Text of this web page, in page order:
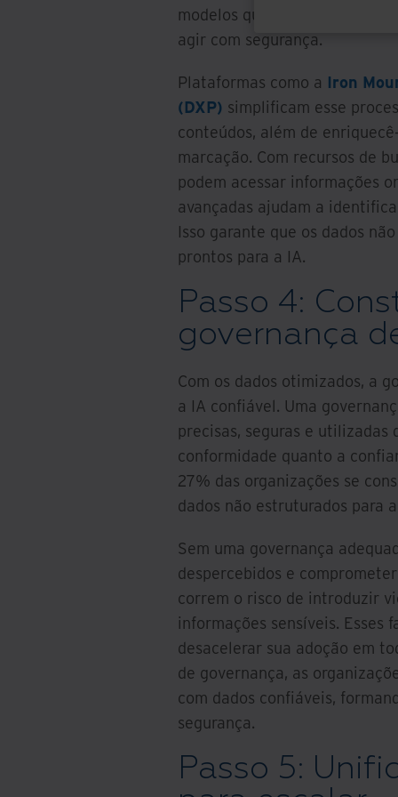
modelos que geram insights
agir com segurança.
Plataformas como a Iron
(DXP) simplificam esse
conteúdos, além de
marcação. Com recursos de
podem acessar informações
avançadas ajudam a
Isso garante que os dados
prontos para a IA.
Passo 4:
governança
Com os dados otimizados, a
a IA confiável. Uma
precisas, seguras e
conformidade quanto a
27% das organizações se
dados não estruturados para
Sem uma governança
despercebidos e
correm o risco de introduzir
informações sensíveis. Esses
desacelerar sua adoção em
de governança, as
com dados confiáveis,
segurança.
Passo 5: